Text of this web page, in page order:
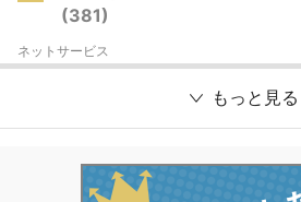
(381)
ネットサービス
もっと見る